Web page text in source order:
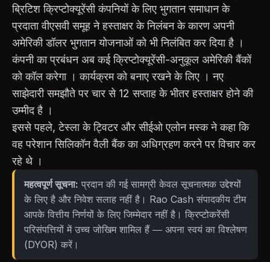
ब्रिटिश क्रिप्टोक्यूरेंसी कंपनियों के लिए भुगतान समाधान के
प्रदाता वीएसवी समूह ने हस्ताक्षर के निलंबन के कारण अपनी
अमेरिकी डॉलर भुगतान योजनाओं को भी निलंबित कर दिया है ।
कंपनी का प्रबंधन अब कई क्रिप्टोक्यूरेंसी-अनुकूल अमेरिकी बैंकों
को कॉल करेगा । कार्यक्रम को बनाए रखने के लिए । नए
साझेदारी समझौते पर चार से 12 सप्ताह के भीतर हस्ताक्षर होने की
उम्मीद है ।
इससे पहले, टेस्ला के ट्विटर और सीईओ एलोन मस्क ने कहा कि
वह परेशान सिलिकॉन वैली बैंक का अधिग्रहण करने पर विचार कर
रहे थे ।
महत्वपूर्ण सूचना: प्रदान की गई सामग्री केवल सूचनात्मक उद्देश्यों
के लिए है और निवेश सलाह नहीं है। Rao Cash संपादकीय टीम
आपके वित्तीय निर्णयों के लिए जिम्मेदार नहीं है। क्रिप्टोकरेंसी
परिसंपत्तियों में उच्च जोखिम शामिल हैं — अपना स्वयं का विश्लेषण
(DYOR) करें।